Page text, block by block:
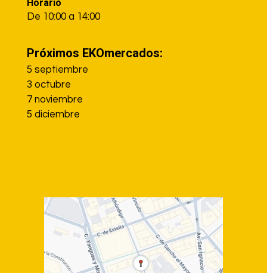
Horario
De 10:00 a 14:00
Próximos EKOmercados:
5 septiembre
3 octubre
7 noviembre
5 diciembre